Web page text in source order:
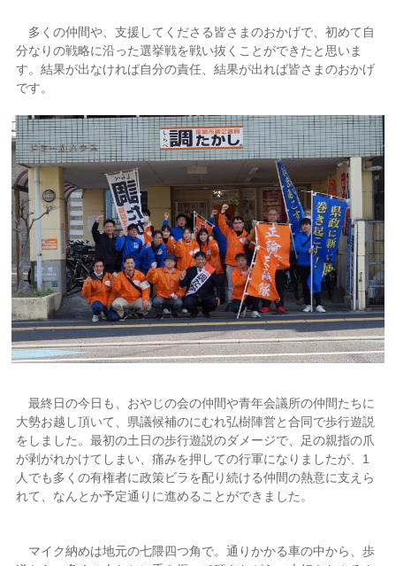
多くの仲間や、支援してくださる皆さまのおかげで、初めて自
分なりの戦略に沿った選挙戦を戦い抜くことができたと思いま
す。結果が出なければ自分の責任、結果が出れば皆さまのおかげ
です。
最終日の今日も、おやじの会の仲間や青年会議所の仲間たちに
大勢お越し頂いて、県議候補のにむれ弘樹陣営と合同で歩行遊説
をしました。最初の土日の歩行遊説のダメージで、足の親指の爪
が剥がれかけてしまい、痛みを押しての行軍になりましたが、1
人でも多くの有権者に政策ビラを配り続ける仲間の熱意に支えら
れて、なんとか予定通りに進めることができました。
マイク納めは地元の七隈四つ角で。通りかかる車の中から、歩